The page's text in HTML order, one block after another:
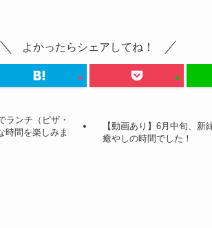
よかったらシェアしてね！
ランチ（ピザ・
時間を楽しみま
【動画あり】6月中旬、新
癒やしの時間でした！